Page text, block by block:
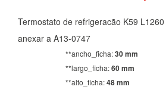
Termostato de refrigeracão K59
anexar a A13-0747
**ancho_ficha:30 mm
**largo_ficha:60 mm
**alto_ficha:48 mm